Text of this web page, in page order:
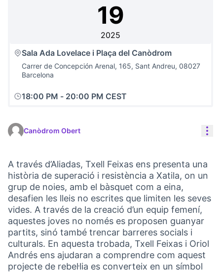
19
2025
Sala Ada Lovelace i Plaça del Canòdrom
Carrer de Concepción Arenal, 165, Sant Andreu, 08027
Barcelona
18:00 PM - 20:00 PM CEST
Canòdrom Obert
A través d’Aliadas, Txell Feixas ens presenta una
història de superació i resistència a Xatila, on un
grup de noies, amb el bàsquet com a eina,
desafien les lleis no escrites que limiten les seves
vides. A través de la creació d’un equip femení,
aquestes joves no només es proposen guanyar
partits, sinó també trencar barreres socials i
culturals. En aquesta trobada, Txell Feixas i Oriol
Andrés ens ajudaran a comprendre com aquest
projecte de rebel·lia es converteix en un símbol